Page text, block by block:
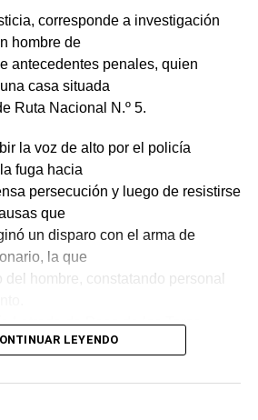
corresponde a investigación
hombre de
antecedentes penales, quien
casa situada
Ruta Nacional N.º 5.
la voz de alto por el policía
fuga hacia
persecución y luego de resistirse
que
un disparo con el arma de
la que
hombre, constatando personal
Letrada de Paso de los Toros,
ante lo
LEYENDO